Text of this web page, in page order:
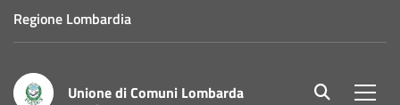
Regione Lombardia
Unione di Comuni Lombarda site.searc